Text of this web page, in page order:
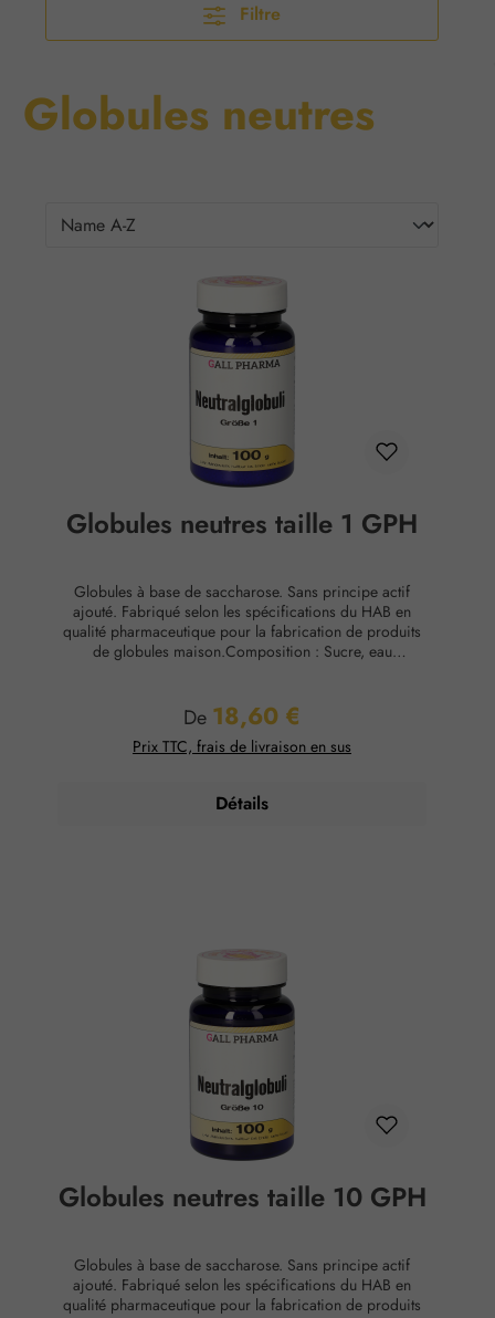
Filtre
Globules neutres
Globules neutres taille 1 GPH
Globules à base de saccharose. Sans principe actif
ajouté. Fabriqué selon les spécifications du HAB en
qualité pharmaceutique pour la fabrication de produits
de globules maison.Composition : Sucre, eau
Prix régulier :
De 18,60 €
Prix TTC, frais de livraison en sus
Détails
Globules neutres taille 10 GPH
Globules à base de saccharose. Sans principe actif
ajouté. Fabriqué selon les spécifications du HAB en
qualité pharmaceutique pour la fabrication de produits